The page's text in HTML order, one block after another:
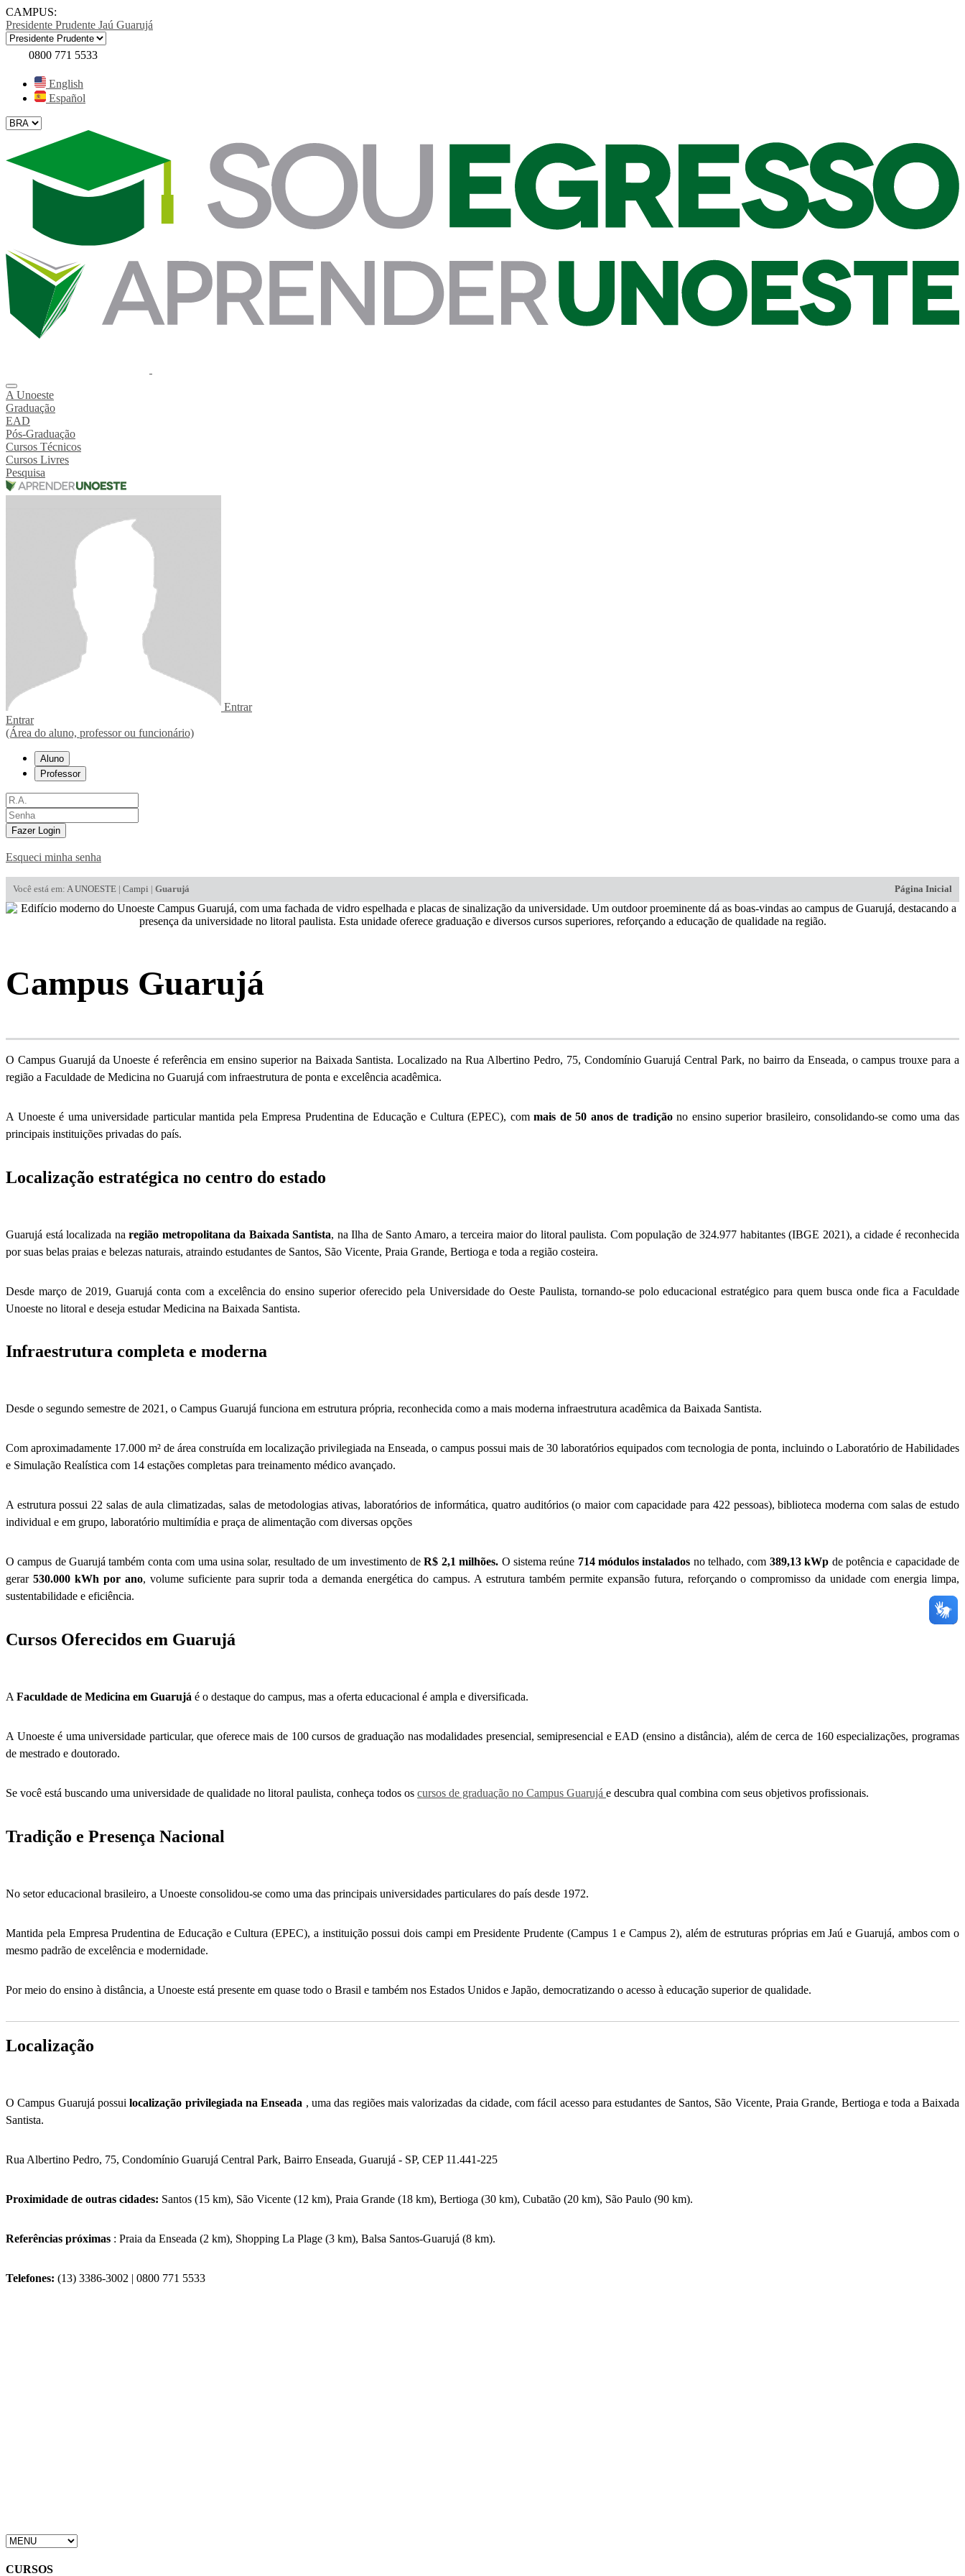
CAMPUS:
Presidente Prudente Jaú Guarujá
0800 771 5533
English
Español
A Unoeste
Graduação
EAD
Pós-Graduação
Cursos Técnicos
Cursos Livres
Pesquisa
Entrar
Entrar
(Área do aluno, professor ou funcionário)
Aluno
Professor
Fazer Login
Esqueci minha senha
Você está em: A UNOESTE | Campi | Guarujá Página Inicial
Campus Guarujá
O Campus Guarujá da Unoeste é referência em ensino superior na Baixada Santista. Localizado na Rua Albertino Pedro, 75, Condomínio Guarujá Central Park, no bairro da Enseada, o campus trouxe para a
região a Faculdade de Medicina no Guarujá com infraestrutura de ponta e excelência acadêmica.
A Unoeste é uma universidade particular mantida pela Empresa Prudentina de Educação e Cultura (EPEC), commais de 50 anos de tradiçãono ensino superior brasileiro, consolidando-se como uma das
principais instituições privadas do país.
Localização estratégica no centro do estado
Guarujá está localizada naregião metropolitana da Baixada Santista, na Ilha de Santo Amaro, a terceira maior do litoral paulista. Com população de 324.977 habitantes (IBGE 2021), a cidade é reconhecida
por suas belas praias e belezas naturais, atraindo estudantes de Santos, São Vicente, Praia Grande, Bertioga e toda a região costeira.
Desde março de 2019, Guarujá conta com a excelência do ensino superior oferecido pela Universidade do Oeste Paulista, tornando-se polo educacional estratégico para quem busca onde fica a Faculdade
Unoeste no litoral e deseja estudar Medicina na Baixada Santista.
Infraestrutura completa e moderna
Desde o segundo semestre de 2021, o Campus Guarujá funciona em estrutura própria, reconhecida como a mais moderna infraestrutura acadêmica da Baixada Santista.
Com aproximadamente 17.000 m² de área construída em localização privilegiada na Enseada, o campus possui mais de 30 laboratórios equipados com tecnologia de ponta, incluindo o Laboratório de Habilidades
e Simulação Realística com 14 estações completas para treinamento médico avançado.
A estrutura possui 22 salas de aula climatizadas, salas de metodologias ativas, laboratórios de informática, quatro auditórios (o maior com capacidade para 422 pessoas), biblioteca moderna com salas de estudo
individual e em grupo, laboratório multimídia e praça de alimentação com diversas opções
O campus de Guarujá também conta com uma usina solar, resultado de um investimento deR$ 2,1 milhões. O sistema reúne 714 módulos instalados no telhado, com 389,13 kWp de potência e capacidade de
gerar 530.000 kWh por ano, volume suficiente para suprir toda a demanda energética do campus. A estrutura também permite expansão futura, reforçando o compromisso da unidade com energia limpa,
sustentabilidade e eficiência.
Cursos Oferecidos em Guarujá
A Faculdade de Medicina em Guarujá é o destaque do campus, mas a oferta educacional é ampla e diversificada.
A Unoeste é uma universidade particular, que oferece mais de 100 cursos de graduação nas modalidades presencial, semipresencial e EAD (ensino a distância), além de cerca de 160 especializações, programas
de mestrado e doutorado.
Se você está buscando uma universidade de qualidade no litoral paulista, conheça todos os cursos de graduação no Campus Guarujá e descubra qual combina com seus objetivos profissionais.
Tradição e Presença Nacional
No setor educacional brasileiro, a Unoeste consolidou-se como uma das principais universidades particulares do país desde 1972.
Mantida pela Empresa Prudentina de Educação e Cultura (EPEC), a instituição possui dois campi em Presidente Prudente (Campus 1 e Campus 2), além de estruturas próprias em Jaú e Guarujá, ambos com o
mesmo padrão de excelência e modernidade.
Por meio do ensino à distância, a Unoeste está presente em quase todo o Brasil e também nos Estados Unidos e Japão, democratizando o acesso à educação superior de qualidade.
Localização
O Campus Guarujá possuilocalização privilegiada na Enseada , uma das regiões mais valorizadas da cidade, com fácil acesso para estudantes de Santos, São Vicente, Praia Grande, Bertioga e toda a Baixada
Santista.
Rua Albertino Pedro, 75, Condomínio Guarujá Central Park, Bairro Enseada, Guarujá - SP, CEP 11.441-225
Proximidade de outras cidades: Santos (15 km), São Vicente (12 km), Praia Grande (18 km), Bertioga (30 km), Cubatão (20 km), São Paulo (90 km).
Referências próximas : Praia da Enseada (2 km), Shopping La Plage (3 km), Balsa Santos-Guarujá (8 km).
Telefones: (13) 3386-3002 | 0800 771 5533
CURSOS